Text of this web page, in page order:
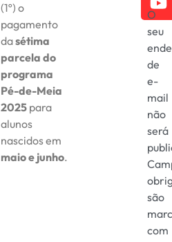
(1º) o
pagamento
dasétima
parcela do
programa
Pé-de-Meia
2025 para
alunos
nascidos em
maio e junho.
O
seu
de
e-
mail
não
será
são
com